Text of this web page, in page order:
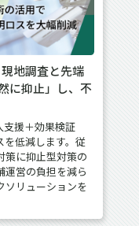
地調査と先端
に抑止」し、不
支援＋効果検証
を低減します。従
策に抑止型対策の
運営の負担を減ら
ソリューションを